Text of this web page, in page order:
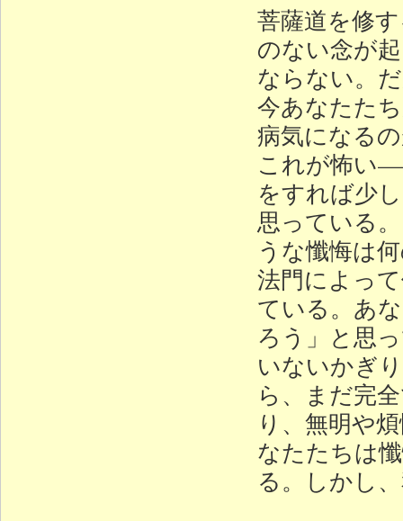
菩薩道を修
のない念が
ならない。
今あなたた
病気になる
これが怖い
をすれば少
思っている
うな懺悔は
法門によっ
ている。あ
ろう」と思
いないかぎ
ら、まだ完
り、無明や
なたたちは
る。しかし